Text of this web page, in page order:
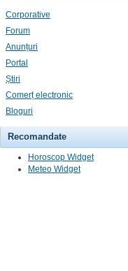
Corporative
Forum
Anunțuri
Portal
Știri
Comerț electronic
Bloguri
Recomandate
Horoscop Widget
Meteo Widget